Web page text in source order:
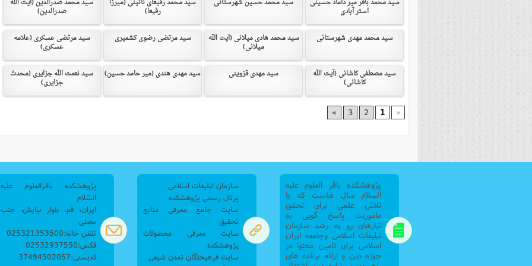
شماره اول فصل نامه تربیت تبلیغی
شماره دوم فصل نامه تربیت تبلیغی
شماره پنج و شش فصل نامه تربیت تبلیغی
شماره اول فصل نامه مطالعات معنوی
شماره سوم فصل نامه مطالعات معنوی
علوم تربیتی
آئین دوست یابی
خانواده
سید محمد باقر میر داماد حسینی
استر آبادی
سید محمد حسین شهرستانی سید محمد رفیعای نائینی (میرزا
رفیعا)
سید محمد صدرالدین (آیت الله
صدرالدین)
سید محمد مهدی شهرستانی سید محمد هادی میلانی (آیت الله
میلانی)
سید مرتضی رضوی کشمیری سید مرتضی عسکری (علامه
عسکری)
سید مصطفی کاشانی (آیت الله
کاشانی)
سید مهدی قزوینی سید مهدی هندی (میر حامد حسین) سید نعمت اللّه جزایری (محدث
جزایری)
«
1
2
3
»
پژوهشکده باقر العلوم علیه
السلام سال هاست که با
تلاش علمی برای تحقق
ماموریت پاسخ گویی به
نیازهای رو به رشد سازمان
تبلیغات اسلامی وجامعه ایران
اسلامی برای تامین محتوا در
حوزه دین و ارائه برنامه های
سازمان تبلیغات اسلامی
پرتال رسمی پژوهشکده
سایت جامع معرفی منابع
تحقیق
سایت معرفی محصولات
پژوهشکده
سایت فرهیختگان تمدن شیعی
پژوهشکده باقرالعلوم علیه
السّلام
ایران، قم، بلوار نیایش، جنب
مصلی
تلفن خانه:025321353500
فکس:02532937550
کدپستی:37494502057